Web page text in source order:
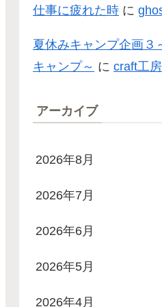
仕事に疲れた時 に
夏休みキャンプ企画３
キャンプ～ に craft工房
アーカイブ
2026年8月
2026年7月
2026年6月
2026年5月
2026年4月